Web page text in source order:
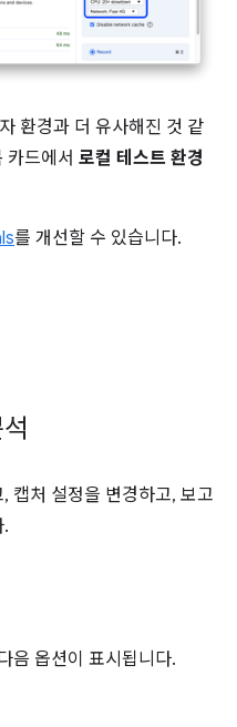
환경과 더 유사해진 것 같
카드에서 로컬 테스트 환경
를 개선할 수 있습니다.
캡처 설정을 변경하고, 보고
음 옵션이 표시됩니다.